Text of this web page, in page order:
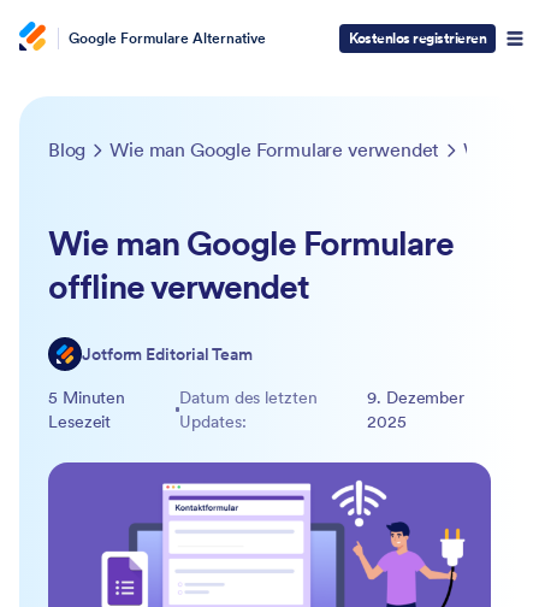
Google Formulare Alternative Kostenlos registrieren
Blog Wie man Google Formulare verwendet
Wie man Google Formulare
offline verwendet
Jotform Editorial Team
5 Minuten
Lesezeit
Datum des letzten
Updates:
9. Dezember
2025